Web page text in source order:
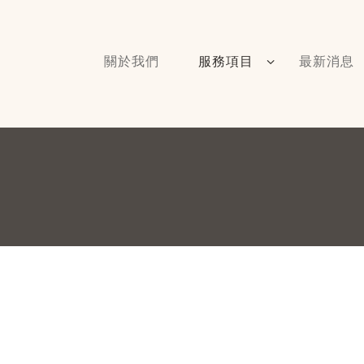
關於我們 服務項目 最新消息